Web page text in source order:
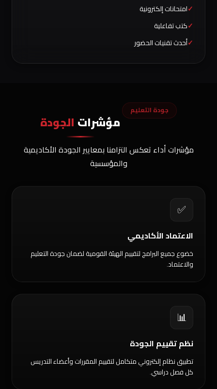
امتحانات إلكترونية
كتب تفاعلية
أحدث تقنيات الحضور
جودة التعليم
مؤشرات الجودة
مؤشرات أداء تعكس التزامنا بمعايير الجودة الأكاديمية
والمؤسسية
✅
الاعتماد الأكاديمي
خضوع جميع البرامج لتقييم الهيئة القومية لضمان جودة التعليم
والاعتماد.
📊
نظم تقييم الجودة
تطبيق نظام إلكتروني متكامل لتقييم المقررات وأعضاء التدريس
كل فصل دراسي.